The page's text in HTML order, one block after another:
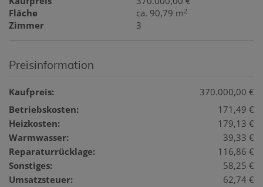
Fläche
ca. 90,79 m2
Zimmer 3
Preisinformation
Kaufpreis:
370.000,00 €
Betriebskosten:
171,49 €
Heizkosten:
179,13 €
Warmwasser:
39,33 €
Reparaturrücklage:
116,86 €
Sonstiges:
58,25 €
Umsatzsteuer:
62,74 €